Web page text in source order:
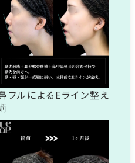
フルによるEライン整え